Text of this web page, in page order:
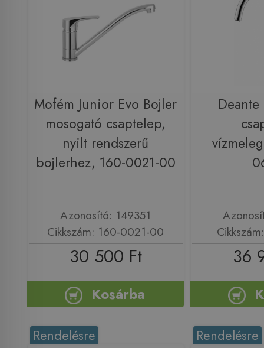
Mofém Junior Evo Bojler
mosogató csaptelep,
nyilt rendszerű
bojlerhez, 160-0021-00
Azonosító: 149351
Cikkszám: 160-0021-00
30 500 Ft
Kosárba
36
Rendelésre Rendelésre